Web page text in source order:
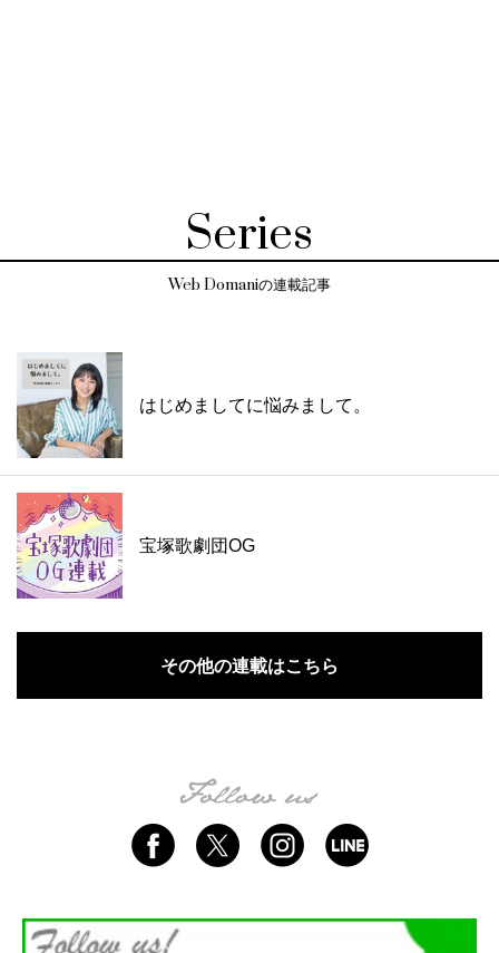
Series
Web Domaniの連載記事
はじめましてに悩みまして。
宝塚歌劇団OG
その他の連載はこちら